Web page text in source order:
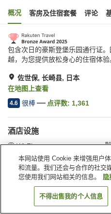
概况 客房及住宿套餐 评论
包含次日的豪斯登堡乐园通行证
越，为您提供放松身心的住宿体验
佐世保, 长崎县, 日本
在地图上查看
4.6 很棒 点评数: 1,361
酒店设施
Wi-Fi
酒吧
首页 日本 长崎县 佐世保
搜索
本网站使用 Cookie 来增强用户
和流量。我们还会与合作的社交
您使用我们网站相关的信息。
隐
不得出售我的个人信息